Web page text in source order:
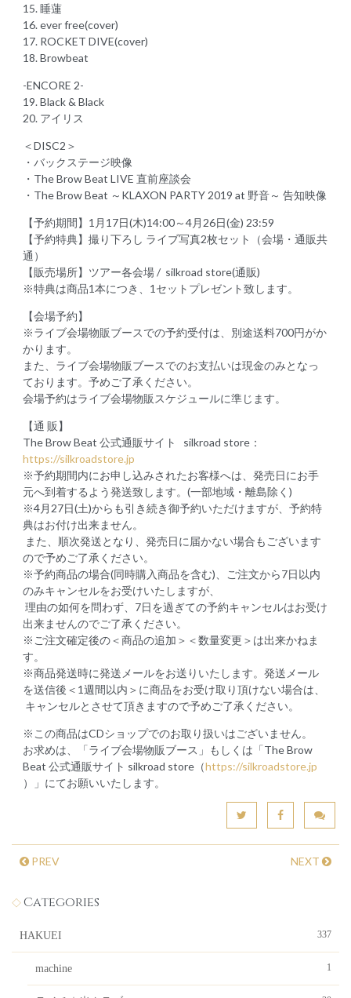
15. 睡蓮
16. ever free(cover)
17. ROCKET DIVE(cover)
18. Browbeat
-ENCORE 2-
19. Black & Black
20. アイリス
＜DISC2＞
・バックステージ映像
・The Brow Beat LIVE 直前座談会
・The Brow Beat ～KLAXON PARTY 2019 at 野音～ 告知映像
【予約期間】1月17日(木)14:00～4月26日(金) 23:59
【予約特典】撮り下ろし ライブ写真2枚セット（会場・通販共
通）
【販売場所】ツアー各会場 / silkroad store(通販)
※特典は商品1本につき、1セットプレゼント致します。
【会場予約】
※ライブ会場物販ブースでの予約受付は、別途送料700円がか
かります。
また、ライブ会場物販ブースでのお支払いは現金のみとなっ
ております。予めご了承ください。
会場予約はライブ会場物販スケジュールに準じます。
【通 販】
The Brow Beat 公式通販サイト silkroad store：
https://silkroadstore.jp
※予約期間内にお申し込みされたお客様へは、発売日にお手
元へ到着するよう発送致します。(一部地域・離島除く)
※4月27日(土)からも引き続き御予約いただけますが、予約特
典はお付け出来ません。
また、順次発送となり、発売日に届かない場合もございます
ので予めご了承ください。
※予約商品の場合(同時購入商品を含む)、ご注文から7日以内
のみキャンセルをお受けいたしますが、
理由の如何を問わず、7日を過ぎての予約キャンセルはお受け
出来ませんのでご了承ください。
※ご注文確定後の＜商品の追加＞＜数量変更＞は出来かねま
す。
※商品発送時に発送メールをお送りいたします。発送メール
を送信後＜1週間以内＞に商品をお受け取り頂けない場合は、
キャンセルとさせて頂きますので予めご了承ください。
※この商品はCDショップでのお取り扱いはございません。
お求めは、「ライブ会場物販ブース」もしくは「The Brow
Beat 公式通販サイト silkroad store（https://silkroadstore.jp
）」にてお願いいたします。
PREV NEXT
Categories
HAKUEI 337
machine 1